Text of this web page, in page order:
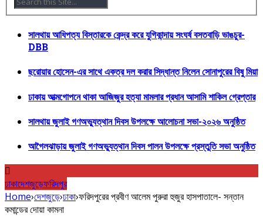
সালথায় আধিপত্য বিস্তারকে কেন্দ্র করে যুগিকান্দায় সংঘর্ষ বসতবাড়ি ভাঙচুর-
DBB
ছরোয়ার হোসেন-এর সাথে একত্র দল করার সিদ্ধান্ত নিলেন সোনাপুরের বিষু মিয়া
ঢাকায় আত্মগোপনে থাকা আজিজুর হত্যা মামলার প্রধান আসামি শাকিল গ্রেপ্তার
সালথায় জুলাই গণঅভ্যুত্থান দিবস উপলক্ষে আলোচনা সভা-২০২৬ অনুষ্ঠিত
আগৈলঝাড়ায় জুলাই গণঅভ্যুত্থান দিবস পালন উপলক্ষে প্রস্তুতি সভা অনুষ্ঠিত
ঢাকাদেশজুড়েফরিদপুর
Home›দেশজুড়ে›ঢাকা›ফরিদপুরের প্রবীণ আলেম পুরুরা হুজুর হাসপাতালে- সন্তান
কমান্ডের দোয়া কামনা